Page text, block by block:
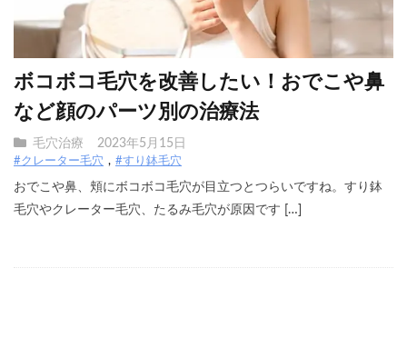
ボコボコ毛穴を改善したい！おでこや鼻
など顔のパーツ別の治療法
毛穴治療 2023年5月15日
#クレーター毛穴 #すり鉢毛穴
おでこや鼻、頬にボコボコ毛穴が目立つとつらいですね。すり鉢
毛穴やクレーター毛穴、たるみ毛穴が原因です […]